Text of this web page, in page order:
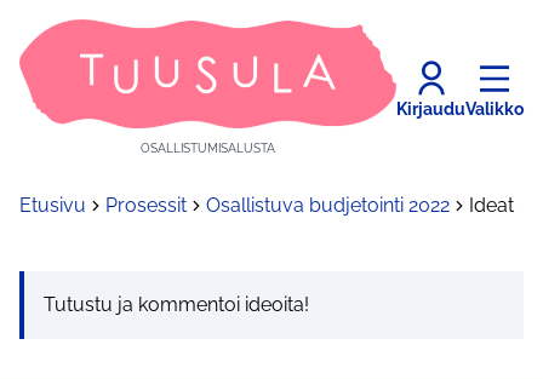
OSALLISTUMISALUSTA
KirjauduValikko
Etusivu Prosessit Osallistuva budjetointi 2022 Ideat
Tutustu ja kommentoi ideoita!